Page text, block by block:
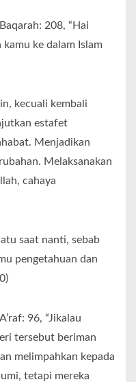
208, “Hai
ke dalam Islam
kecuali kembali
estafet
Menjadikan
Melaksanakan
cahaya
saat nanti, sebab
pengetahuan dan
96, “Jikalau
tersebut beriman
melimpahkan kepada
tetapi mereka